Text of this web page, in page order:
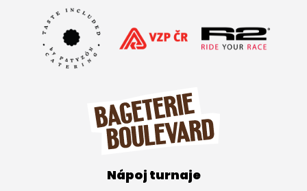
Nápoj turnaje